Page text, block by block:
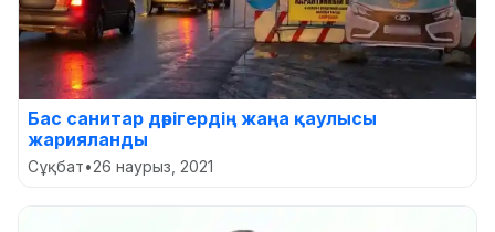
Бас санитар дәрігердің жаңа қаулысы
жарияланды
Сұқбат•26 наурыз, 2021